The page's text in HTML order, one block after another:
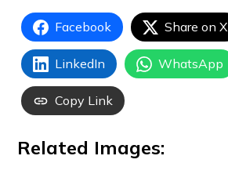
Facebook Share on X
LinkedIn WhatsApp
Copy Link
Related Images: